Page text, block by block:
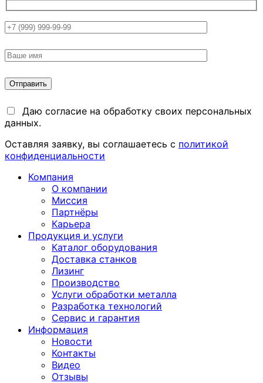
Даю согласие на обработку своих персональных
данных.
Оставляя заявку, вы соглашаетесь с политикой
конфиденциальности
Компания
О компании
Миссия
Партнёры
Карьера
Продукция и услуги
Каталог оборудования
Доставка станков
Лизинг
Производство
Услуги обработки металла
Разработка технологий
Сервис и гарантия
Информация
Новости
Контакты
Видео
Отзывы